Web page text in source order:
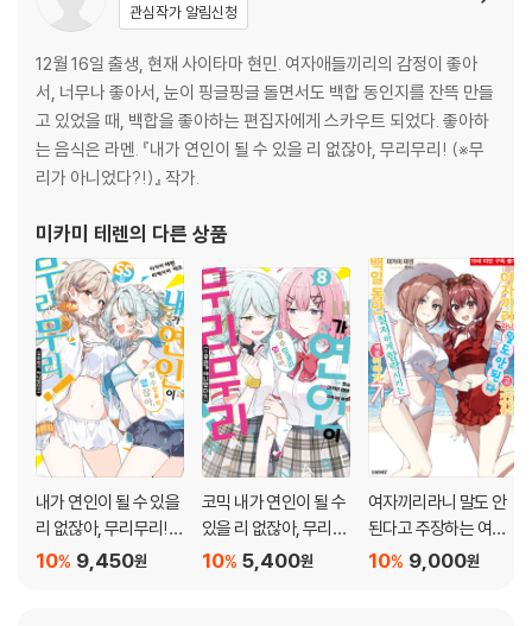
관심작가 알림신청
12월 16일 출생, 현재 사이타마 현민. 여자애들끼리의 감정이 좋아
서, 너무나 좋아서, 눈이 핑글핑글 돌면서도 백합 동인지를 잔뜩 만들
고 있었을 때, 백합을 좋아하는 편집자에게 스카우트 되었다. 좋아하
는 음식은 라멘. 『내가 연인이 될 수 있을 리 없잖아, 무리무리! (※무
리가 아니었다?!)』 작가.
미카미 테렌의 다른 상품
내가 연인이 될 수 있을
리 없잖아, 무리무리!
(※무리가 아니었다?!)
9,450원
10%
코믹 내가 연인이 될 수
있을 리 없잖아, 무리무
리! (※무리가 아니었
5,400원
10%
여자끼리라니 말도 안
된다고 주장하는 여자
애를 백일동안 철저하
9,000원
10%